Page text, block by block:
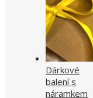
Dárkové
balení s
náramkem